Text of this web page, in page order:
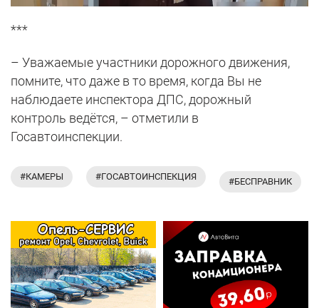
***
– Уважаемые участники дорожного движения,
помните, что даже в то время, когда Вы не
наблюдаете инспектора ДПС, дорожный
контроль ведётся, – отметили в
Госавтоинспекции.
#КАМЕРЫ #ГОСАВТОИНСПЕКЦИЯ #БЕСПРАВНИК